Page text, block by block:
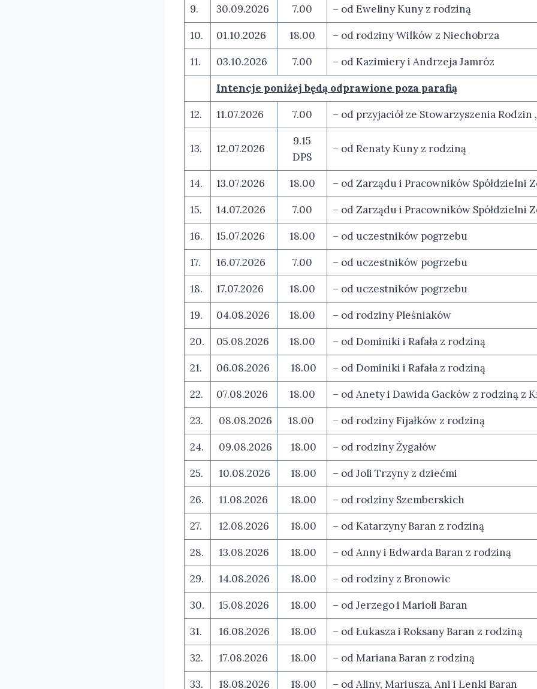
9.
30.09.2026 7.00
– od Eweliny Kuny z rodziną
10.
01.10.2026 18.00
– od rodziny Wilków z Niechobrza
11.
03.10.2026 7.00
– od Kazimiery i Andrzeja Jamróz
Intencje poniżej będą odprawione poza parafią
12.
11.07.2026 7.00 – od przyjaciół ze Stowarzyszenia Rodzin
13. 12.07.2026
9.15
DPS
– od Renaty Kuny z rodziną
14. 13.07.2026 18.00
– od Zarządu i Pracowników Spółdzielni
15.
14.07.2026 7.00
– od Zarządu i Pracowników Spółdzielni
16.
15.07.2026 18.00
– od uczestników pogrzebu
17.
16.07.2026 7.00
– od uczestników pogrzebu
18.
17.07.2026 18.00
– od uczestników pogrzebu
19.
04.08.2026 18.00
– od rodziny Pleśniaków
20.
05.08.2026 18.00
– od Dominiki i Rafała z rodziną
21.
06.08.2026 18.00
– od Dominiki i Rafała z rodziną
22.
07.08.2026 18.00
– od Anety i Dawida Gacków z rodziną z
23.
08.08.2026 18.00
– od rodziny Fijałków z rodziną
24.
09.08.2026 18.00
– od rodziny Żygałów
25.
10.08.2026 18.00
– od Joli Trzyny z dziećmi
26.
11.08.2026 18.00
– od rodziny Szemberskich
27.
12.08.2026 18.00
– od Katarzyny Baran z rodziną
28.
13.08.2026 18.00
– od Anny i Edwarda Baran z rodziną
29.
14.08.2026 18.00
– od rodziny z Bronowic
30.
15.08.2026 18.00
– od Jerzego i Marioli Baran
31.
16.08.2026 18.00
– od Łukasza i Roksany Baran z rodziną
32.
17.08.2026 18.00
– od Mariana Baran z rodziną
33.
18.08.2026 18.00 – od Aliny, Mariusza, Ani i Lenki Baran